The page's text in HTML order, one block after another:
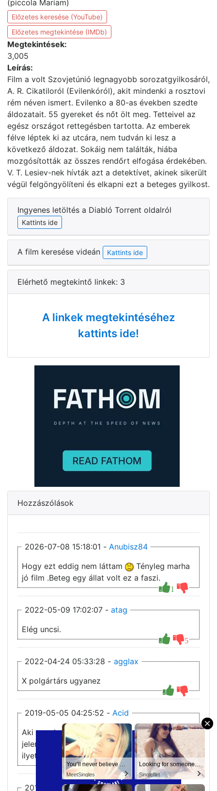
×
(piccola Mariam)
Előzetes keresése (YouTube)
Előzetes megtekintése (IMDb)
Megtekintések:
3,005
Leírás:
Film a volt Szovjetúnió legnagyobb sorozatgyilkosáról,
A. R. Cikatiloról (Evilenkóról), akit mindenki a rosztovi
rém néven ismert. Evilenko a 80-as években szedte
áldozatait. 55 gyereket és nőt ölt meg. Tetteivel az
egész országot rettegésben tartotta. Az emberek
félve léptek ki az utcára, nem tudván ki lesz a
következő áldozat. Sokáig nem találták, hiába
mozgósították az összes rendőrt elfogása érdekében.
V. T. Lesiev-nek hívták azt a detektívet, akinek sikerült
végül felgöngyölíteni és elkapni ezt a beteges gyilkost.
You’ll never believe why I moved to… Columbus
MeetSingles
Looking for someone in Columbus today
Singleflirt
Ingyenes letöltés a Diabló Torrent oldalról
Kattints ide
A film keresése videán Kattints ide
Elérhető megtekintő linkek: 3
A linkek megtekintéséhez
kattints ide!
You’ll never believe why I moved to… Columbus
MeetSingles
Looking for someone in Columbus today
Singleflirt
Hozzászólások
2026-07-08 15:18:01 - Anubisz84
1
Hogy ezt eddig nem láttam
Tényleg marha
jó film .Beteg egy állat volt ez a faszi.
2022-05-09 17:02:07 - atag
5
Elég uncsi.
2022-04-24 05:33:28 - agglax
X polgártárs ugyanez
2019-05-05 04:25:52 - Acid
3
Aki nem kap dührohamot már az első
jelenettől az egy ratyi. (attól még lehet jó...) De
ilyet elvből...
2018-02-28 14:02:32 -Cinti